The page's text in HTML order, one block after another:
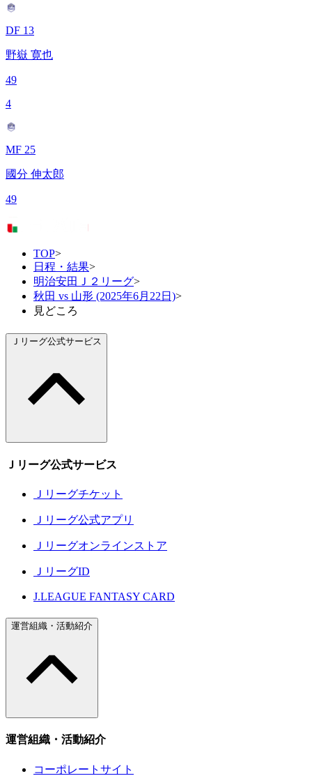
DF 13
野嶽 寛也
49
4
MF 25
國分 伸太郎
49
TOP>
日程・結果>
明治安田Ｊ２リーグ>
秋田 vs 山形 (2025年6月22日)>
見どころ
Ｊリーグ公式サービス
Ｊリーグ公式サービス
Ｊリーグチケット
Ｊリーグ公式アプリ
Ｊリーグオンラインストア
ＪリーグID
J.LEAGUE FANTASY CARD
運営組織・活動紹介
運営組織・活動紹介
コーポレートサイト